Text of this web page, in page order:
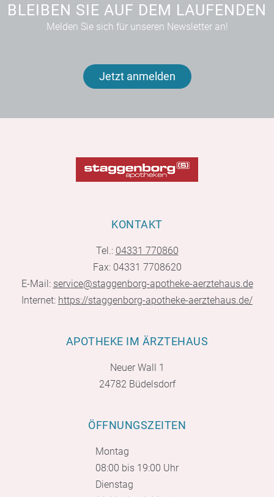
BLEIBEN SIE AUF DEM LAUFENDEN
Melden Sie sich für unseren Newsletter an!
Jetzt anmelden
KONTAKT
Tel.: 04331 770860
Fax: 04331 7708620
E-Mail: service@staggenborg-apotheke-aerztehaus.de
Internet: https://staggenborg-apotheke-aerztehaus.de/
APOTHEKE IM ÄRZTEHAUS
Neuer Wall 1
24782 Büdelsdorf
ÖFFNUNGSZEITEN
Montag
08:00 bis 19:00 Uhr
Dienstag